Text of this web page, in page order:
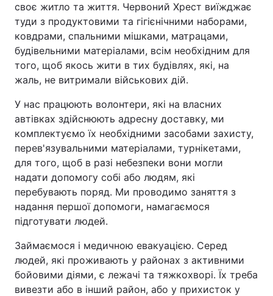
своє житло та життя. Червоний Хрест виїжджає
туди з продуктовими та гігієнічними наборами,
ковдрами, спальними мішками, матрацами,
будівельними матеріалами, всім необхідним для
того, щоб якось жити в тих будівлях, які, на
жаль, не витримали військових дій.
У нас працюють волонтери, які на власних
автівках здійснюють адресну доставку, ми
комплектуємо їх необхідними засобами захисту,
перев'язувальними матеріалами, турнікетами,
для того, щоб в разі небезпеки вони могли
надати допомогу собі або людям, які
перебувають поряд. Ми проводимо заняття з
надання першої допомоги, намагаємося
підготувати людей.
Займаємося і медичною евакуацією. Серед
людей, які проживають у районах з активними
бойовими діями, є лежачі та тяжкохворі. Їх треба
вивезти або в інший район, або у прихисток у